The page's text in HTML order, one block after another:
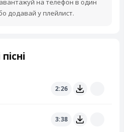
на телефон в один
додавай у плейлист.
2:26
3:38